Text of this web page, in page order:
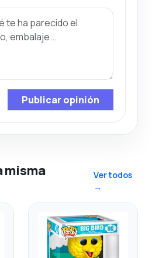
Publicar opinión
misma
Ver todos
→